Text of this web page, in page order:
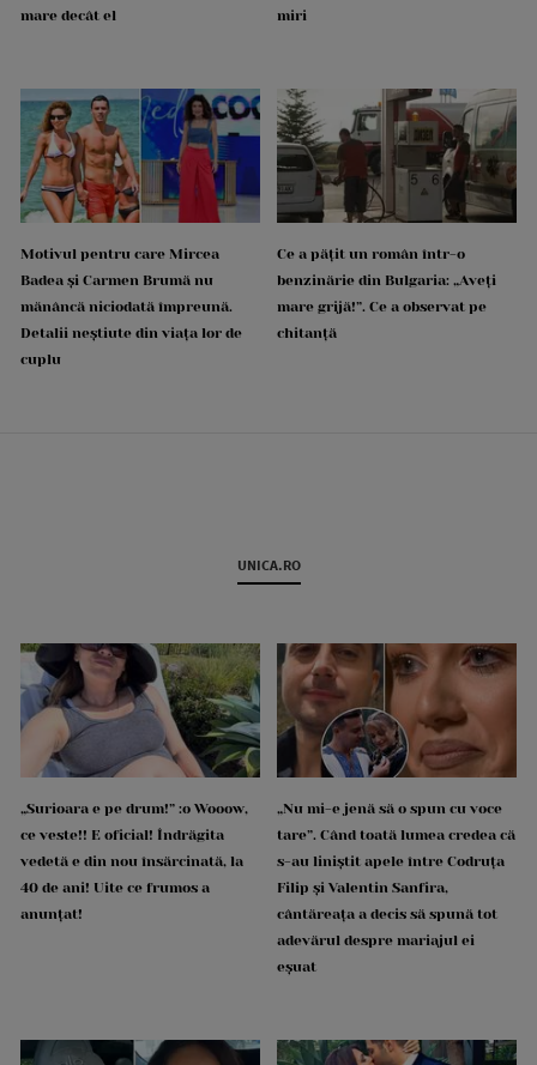
mare decât el
miri
Motivul pentru care Mircea
Badea și Carmen Brumă nu
mănâncă niciodată împreună.
Detalii neștiute din viața lor de
cuplu
Ce a pățit un român într-o
benzinărie din Bulgaria: „Aveți
mare grijă!”. Ce a observat pe
chitanță
UNICA.RO
„Surioara e pe drum!” :o Wooow,
ce veste!! E oficial! Îndrăgita
vedetă e din nou însărcinată, la
40 de ani! Uite ce frumos a
anunțat!
„Nu mi-e jenă să o spun cu voce
tare”. Când toată lumea credea că
s-au liniștit apele între Codruța
Filip și Valentin Sanfira,
cântăreața a decis să spună tot
adevărul despre mariajul ei
eșuat